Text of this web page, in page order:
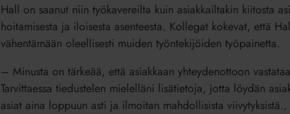
Hall on saanut niin työkavereilta kuin asiakkailtakin kiitosta
hoitamisesta ja iloisesta asenteesta. Kollegat kokevat, että
vähentämään oleellisesti muiden työntekijöiden työpainetta.
– Minusta on tärkeää, että asiakkaan yhteydenottoon
Tarvittaessa tiedustelen mielelläni lisätietoja, jotta löydän
asiat aina loppuun asti ja ilmoitan mahdollisista